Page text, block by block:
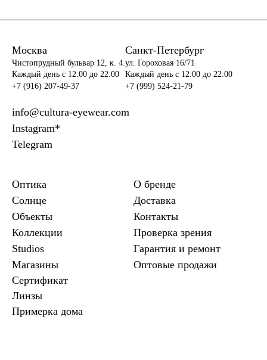
Москва
Чистопрудный бульвар 12, к. 4.
Каждый день c 12:00 до 22:00
+7 (916) 207-49-37
Санкт-Петербург
ул. Гороховая 16/71
Каждый день c 12:00 до 22:00
+7 (999) 524-21-79
info@cultura-eyewear.com
Instagram*
Telegram
Оптика
Солнце
Объекты
Коллекции
Studios
Магазины
Сертификат
Линзы
Примерка дома
О бренде
Доставка
Контакты
Проверка зрения
Гарантия и ремонт
Оптовые продажи